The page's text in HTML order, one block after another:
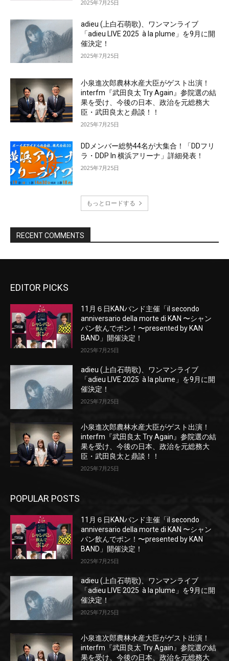
EDITOR PICKS
11月６日KANバンド主催「il secondo
anniversario della morte di KAN 〜シャン
パン飲んでポン！〜presented by KAN
BAND」開催決定！
2025年7月25日
adieu (上白石萌歌)、ワンマンライブ
「adieu LIVE 2025 à la plume」を9月に開
催決定！
2025年7月25日
小泉進次郎農林水産大臣がゲスト出演！
interfm『武田良太 Try Again』参院選の結
果を受け、今後の日本、政治を元総務大
臣・武田良太と鼎談！！
2025年7月25日
POPULAR POSTS
11月６日KANバンド主催「il secondo
anniversario della morte di KAN 〜シャン
パン飲んでポン！〜presented by KAN
BAND」開催決定！
2025年7月25日
adieu (上白石萌歌)、ワンマンライブ
「adieu LIVE 2025 à la plume」を9月に開
催決定！
2025年7月25日
小泉進次郎農林水産大臣がゲスト出演！
interfm『武田良太 Try Again』参院選の結
果を受け、今後の日本、政治を元総務大